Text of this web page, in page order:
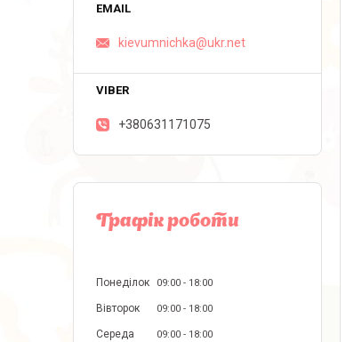
kievumnichka@ukr.net
+380631171075
Графік роботи
Понеділок 09:00 18:00
Вівторок 09:00 18:00
Середа 09:00 18:00